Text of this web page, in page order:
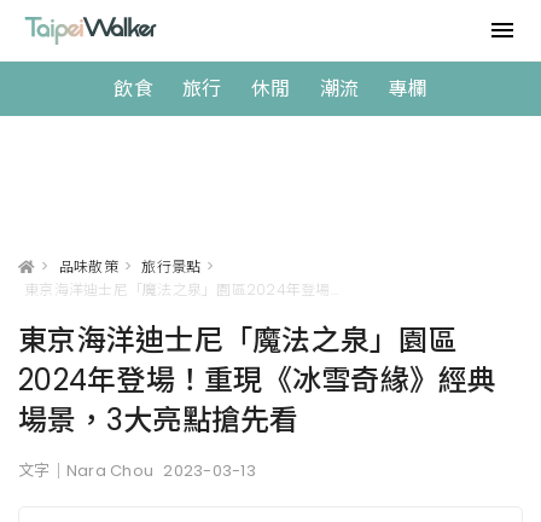
飲食 旅行 休閒 潮流 專欄
> 品味散策 > 旅行景點 >
東京海洋迪士尼「魔法之泉」園區
2024年登場！重現《冰雪奇緣》經典
場景，3大亮點搶先看
文字｜Nara Chou 2023-03-13